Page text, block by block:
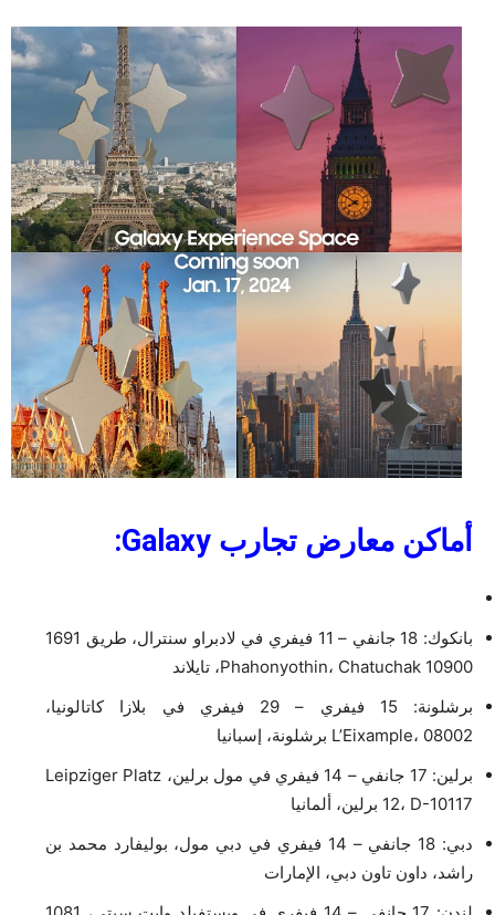
أماكن معارض تجارب
بانكوك: 18 جانفي – 11 فيفري في لادبراو سنترال، طريق 1691
Phahonyothin، Chatuchak 10900، تايلاند
برشلونة: 15 فيفري – 29 فيفري في بلازا كاتالونيا،
L’Eixample، 08002 برشلونة، إسبانيا
برلين: 17 جانفي – 14 فيفري في مول برلين، Leipziger Platz
12، D-10117 برلين، ألمانيا
دبي: 18 جانفي – 14 فيفري في دبي مول، بوليفارد محمد بن
راشد، داون تاون دبي، الإمارات